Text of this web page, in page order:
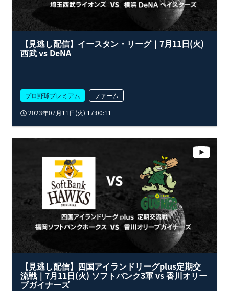
【見逃し配信】イースタン・リーグ｜7月11日(火)
西武 vs DeNA
プロ野球プレミアム
ファーム
2023年07月11日(火) 17:00:11
【見逃し配信】四国アイランドリーグplus定期交
流戦｜7月11日(火) ソフトバンク3軍 vs 香川オリー
ブガイナーズ